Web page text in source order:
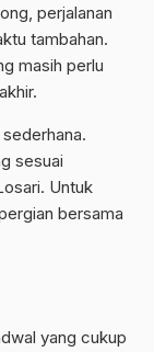
perjalanan
tambahan.
masih perlu
sesuai
Untuk
bersama
yang cukup